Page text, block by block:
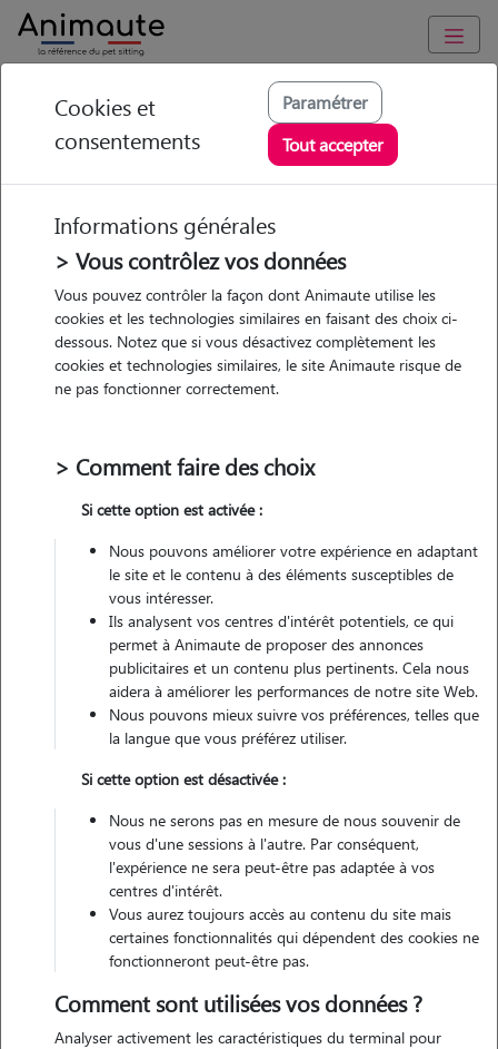
Animaute Provence Alpes Côte d'Azur /Var/Cogolin
Emmanuelle -
Petsitter à COGOLIN
5/5 (2 avis)
• 41 ans
chez le Pet Sitter
1 animal Appartement
Véhiculé
Gardes réalisées
Contacter
L'envoi d'une demande est sans engagement
Cookies et
consentements
Paramétrer
Tout accepter
Informations générales
> Vous contrôlez vos données
Vous pouvez contrôler la façon dont Animaute utilise les
cookies et les technologies similaires en faisant des choix ci-
dessous. Notez que si vous désactivez complètement les
cookies et technologies similaires, le site Animaute risque de
ne pas fonctionner correctement.
> Comment faire des choix
Si cette option est activée :
Nous pouvons améliorer votre expérience en adaptant
le site et le contenu à des éléments susceptibles de
vous intéresser.
Ils analysent vos centres d'intérêt potentiels, ce qui
permet à Animaute de proposer des annonces
publicitaires et un contenu plus pertinents. Cela nous
aidera à améliorer les performances de notre site Web.
Nous pouvons mieux suivre vos préférences, telles que
la langue que vous préférez utiliser.
Si cette option est désactivée :
Nous ne serons pas en mesure de nous souvenir de
vous d'une sessions à l'autre. Par conséquent,
l'expérience ne sera peut-être pas adaptée à vos
centres d'intérêt.
Vous aurez toujours accès au contenu du site mais
certaines fonctionnalités qui dépendent des cookies ne
fonctionneront peut-être pas.
Comment sont utilisées vos données ?
Analyser activement les caractéristiques du terminal pour